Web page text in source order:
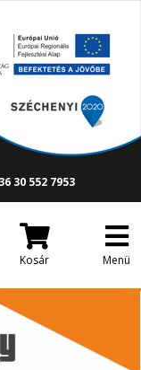
30 552 7953
Kosár Menü